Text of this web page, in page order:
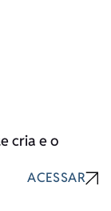
cria e o
ACESSAR